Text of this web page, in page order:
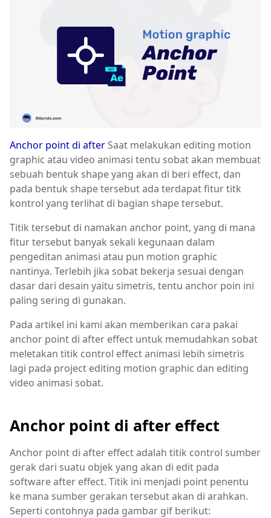
Anchor point di afterSaat melakukan editing motion
graphic atau video animasi tentu sobat akan membuat
sebuah bentuk shape yang akan di beri effect, dan
pada bentuk shape tersebut ada terdapat fitur titk
kontrol yang terlihat di bagian shape tersebut.
Titik tersebut di namakan anchor point, yang di mana
fitur tersebut banyak sekali kegunaan dalam
pengeditan animasi atau pun motion graphic
nantinya. Terlebih jika sobat bekerja sesuai dengan
dasar dari desain yaitu simetris, tentu anchor poin ini
paling sering di gunakan.
Pada artikel ini kami akan memberikan cara pakai
anchor point di after effect untuk memudahkan sobat
meletakan titik control effect animasi lebih simetris
lagi pada project editing motion graphic dan editing
video animasi sobat.
Anchor point di after effect
Anchor point di after effect adalah titik control sumber
gerak dari suatu objek yang akan di edit pada
software after effect. Titik ini menjadi point penentu
ke mana sumber gerakan tersebut akan di arahkan.
Seperti contohnya pada gambar gif berikut: